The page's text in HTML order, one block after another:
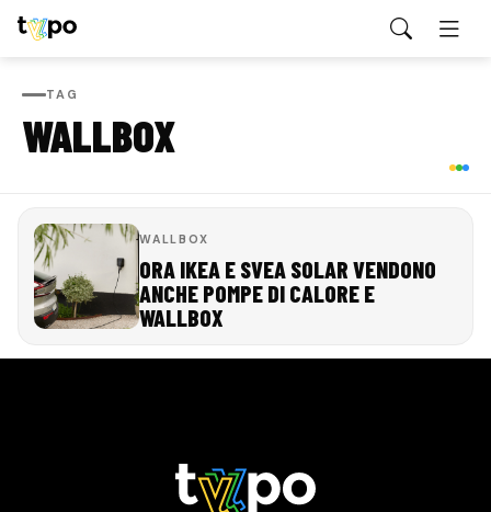
TAG
WALLBOX
WALLBOX
ORA IKEA E SVEA SOLAR VENDONO
ANCHE POMPE DI CALORE E
WALLBOX